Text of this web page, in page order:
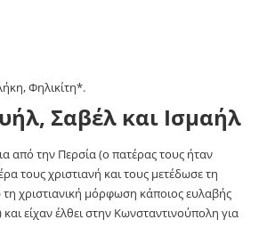
Φηλικίτη*.
Σαβέλ και Ισμαήλ
από την Περσία (ο πατέρας τους ήταν
τους χριστιανή και τους μετέδωσε τη
χριστιανική μόρφωση κάποιος ευλαβής
και είχαν έλθει στην Κωνσταντινούπολη για